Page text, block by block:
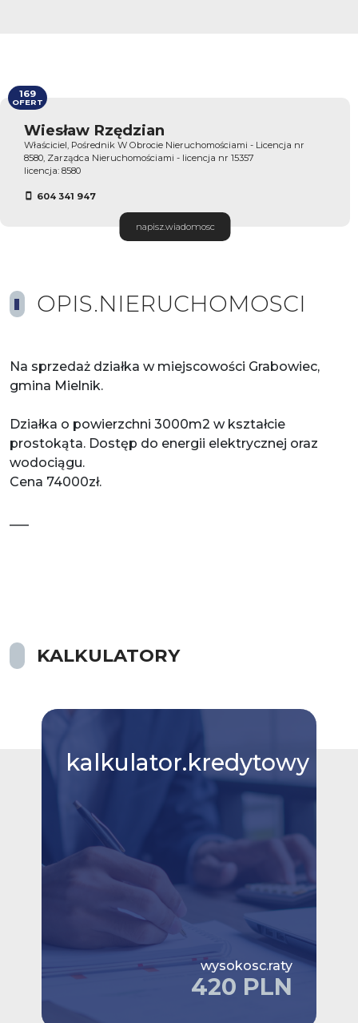
Wiesław Rzędzian
Właściciel, Pośrednik W Obrocie Nieruchomościami - Licencja nr
8580, Zarządca Nieruchomościami - licencja nr 15357
licencja: 8580
604 341 947
napisz.wiadomosc
169
OFERT
OPIS.NIERUCHOMOSCI
Na sprzedaż działka w miejscowości Grabowiec,
gmina Mielnik.
Działka o powierzchni 3000m2 w kształcie
prostokąta. Dostęp do energii elektrycznej oraz
wodociągu.
Cena 74000zł.
___
KALKULATORY
kalkulator.kredytowy
wysokosc.raty
420 PLN